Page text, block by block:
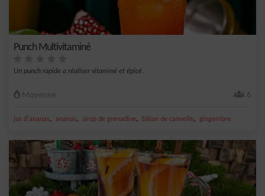
Punch Multivitaminé
Un punch rapide a réaliser vitaminé et épicé.
Moyenne 6
jus d'ananas, ananas, sirop de grenadine, bâton de cannelle, gingembre